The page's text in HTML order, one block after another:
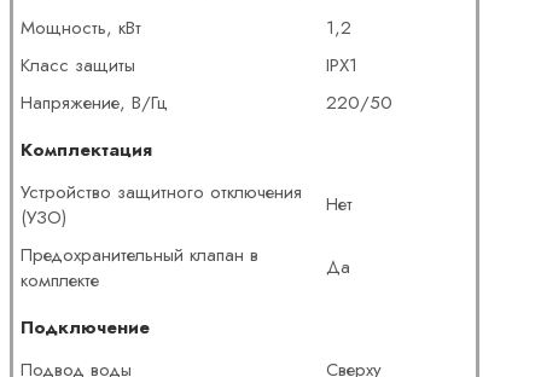
Мощность, кВт
1,2
Класс защиты
IPX1
Напряжение, В/Гц
220/50
Комплектация
Устройство защитного отключения
(УЗО)
Нет
Предохранительный клапан в
комплекте
Да
Подключение
Подвод воды
Сверху